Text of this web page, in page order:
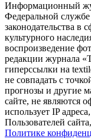
Информационный
Федеральной
законодательства в
культурного
воспроизведение
редакции журнала
гиперссылки на
не совпадать с
прогнозы и другие
сайте, не являются
использует IP
Пользователей
Политике